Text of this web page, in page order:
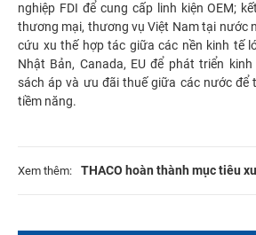
nghiệp FDI để cung cấp linh kiện OEM;
thương mại, thương vụ Việt Nam tại nước
cứu xu thế hợp tác giữa các nền kinh tế
Nhật Bản, Canada, EU để phát triển
sách áp và ưu đãi thuế giữa các nước để
tiềm năng.
Xem thêm: THACO hoàn thành mục tiêu